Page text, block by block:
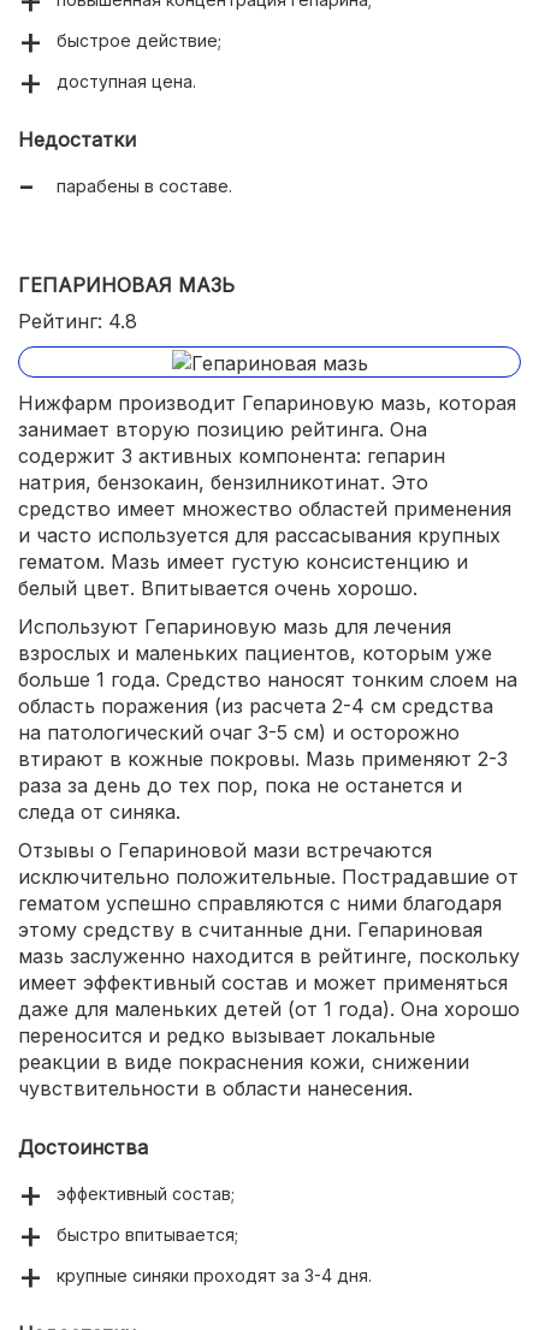
быстрое действие;
доступная цена.
Недостатки
парабены в составе.
ГЕПАРИНОВАЯ МАЗЬ
Рейтинг: 4.8
Нижфарм производит Гепариновую мазь, которая
занимает вторую позицию рейтинга. Она
содержит 3 активных компонента: гепарин
натрия, бензокаин, бензилникотинат. Это
средство имеет множество областей применения
и часто используется для рассасывания крупных
гематом. Мазь имеет густую консистенцию и
белый цвет. Впитывается очень хорошо.
Используют Гепариновую мазь для лечения
взрослых и маленьких пациентов, которым уже
больше 1 года. Средство наносят тонким слоем на
область поражения (из расчета 2-4 см средства
на патологический очаг 3-5 см) и осторожно
втирают в кожные покровы. Мазь применяют 2-3
раза за день до тех пор, пока не останется и
следа от синяка.
Отзывы о Гепариновой мази встречаются
исключительно положительные. Пострадавшие от
гематом успешно справляются с ними благодаря
этому средству в считанные дни. Гепариновая
мазь заслуженно находится в рейтинге, поскольку
имеет эффективный состав и может применяться
даже для маленьких детей (от 1 года). Она хорошо
переносится и редко вызывает локальные
реакции в виде покраснения кожи, снижении
чувствительности в области нанесения.
Достоинства
эффективный состав;
быстро впитывается;
крупные синяки проходят за 3-4 дня.